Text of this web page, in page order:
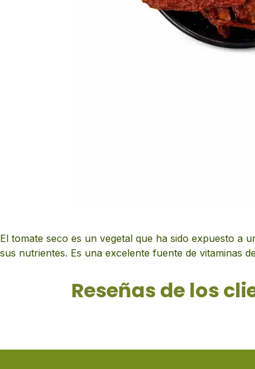
El tomate seco es un vegetal que ha sido expuesto a
sus nutrientes. Es una excelente fuente de vitaminas
Reseñas de los